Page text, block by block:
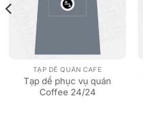
TẠP DỀ QUÁN CAFE
Tạp dề phục vụ quán
Coffee 24/24